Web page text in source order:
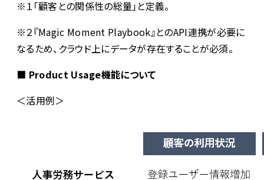
※１「顧客との関係性の総量」と定義。
※２『Magic Moment Playbook』とのAPI連携が必要に
なるため、クラウド上にデータが存在することが必須。
■ Product Usage機能について
＜活用例＞